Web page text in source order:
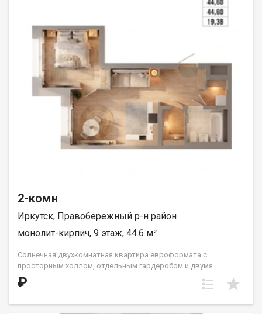
семье или одному взрослому человеку. ООО СЗ «ДЕСС-
Инвест» (Группа строительных компаний «Восток Центр
Иркутск»)
2-комн
Иркутск, Правобережный р-н район
монолит-кирпич, 9 этаж, 44.6 м²
Солнечная двухкомнатная квартира евроформата с
просторным холлом, отдельным гардеробом и двумя
санузлами. Кухня встроена нишей рядом с гостиной-
столовой. Спальня в форме правильного квадрата. Такой
₽